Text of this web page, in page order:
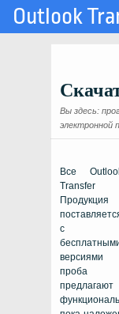
Вы здесь:
электронной
Все
Transfer
Продукция
с
версиями
проба
предлагают
Outlook